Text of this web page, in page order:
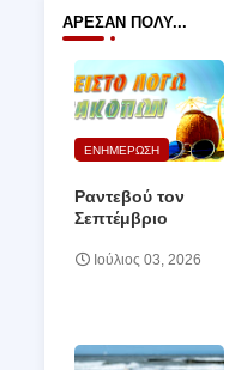
ΆΡΕΣΑΝ ΠΟΛΎ...
ΕΝΗΜΕΡΩΣΗ
Ραντεβού τον
Σεπτέμβριο
Ιούλιος 03, 2026